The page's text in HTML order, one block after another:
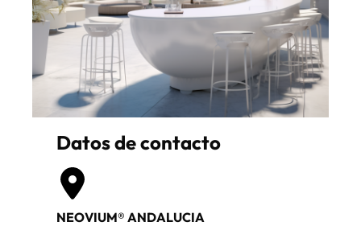
Datos de contacto
NEOVIUM® ANDALUCIA